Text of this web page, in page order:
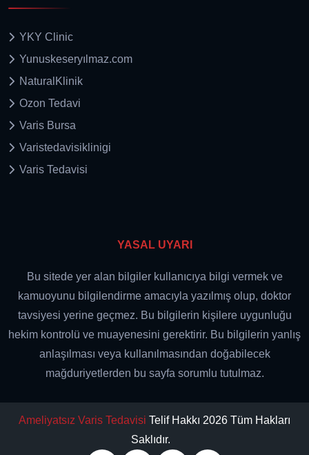
YKY Clinic
Yunuskeseryılmaz.com
NaturalKlinik
Ozon Tedavi
Varis Bursa
Varistedavisiklinigi
Varis Tedavisi
YASAL UYARI
Bu sitede yer alan bilgiler kullanıcıya bilgi vermek ve
kamuoyunu bilgilendirme amacıyla yazılmış olup, doktor
tavsiyesi yerine geçmez. Bu bilgilerin kişilere uygunluğu
hekim kontrolü ve muayenesini gerektirir. Bu bilgilerin yanlış
anlaşılması veya kullanılmasından doğabilecek
mağduriyetlerden bu sayfa sorumlu tutulmaz.
Ameliyatsız Varis Tedavisi Telif Hakkı 2026 Tüm Hakları
Saklıdır.